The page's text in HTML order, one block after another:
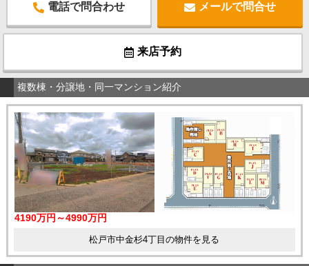
電話で問合わせ メールで問合せ
来店予約
複数棟・分譲地・同一マンション紹介
4190万円～4990万円
松戸市中金杉4丁目の物件を見る